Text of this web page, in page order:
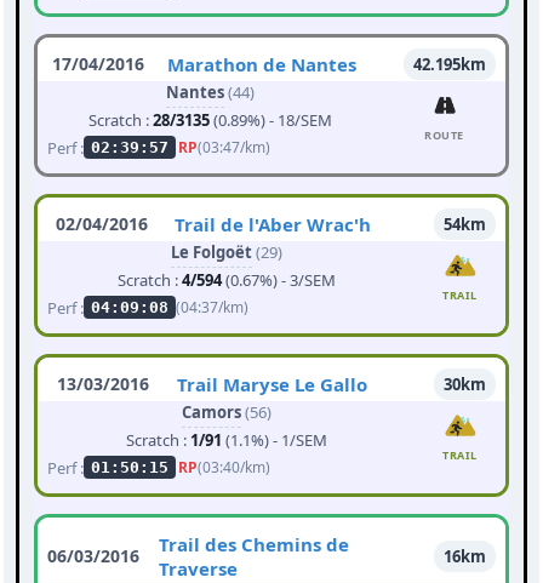
17/04/2016 Marathon de Nantes
42.195km
Nantes(44)
Scratch :28/3135(0.89%) - 18/SEM
Perf : 02:39:57 RP(03:47/km)
ROUTE
02/04/2016 Trail de l'Aber Wrac'h
54km
Le Folgoët(29)
Scratch :4/594(0.67%) - 3/SEM
Perf : 04:09:08 (04:37/km)
TRAIL
13/03/2016 Trail Maryse Le Gallo
30km
Camors(56)
Scratch : 1/91 (1.1%) - 1/SEM
Perf : 01:50:15 RP(03:40/km)
TRAIL
06/03/2016
Trail des Chemins de
Traverse
16km